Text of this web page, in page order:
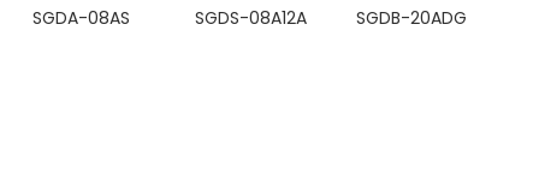
SGDA-08AS SGDS-08A12A SGDB-20ADG